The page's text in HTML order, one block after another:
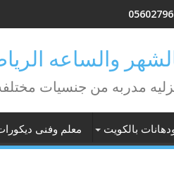
والساعه الرياض
مدربه من جنسيات
بالكويت معلم وفنى